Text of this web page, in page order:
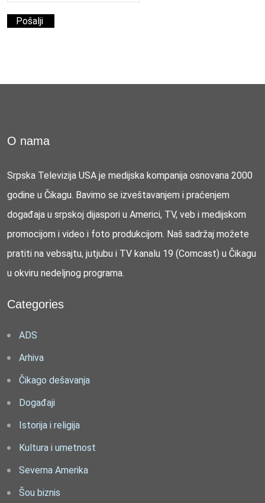
O nama
Srpska Televizija USA je medijska kompanija osnovana 2000
godine u Čikagu. Bavimo se izveštavanjem i praćenjem
događaja u srpskoj dijaspori u Americi, TV, veb i medijskom
promocijom i video i foto produkcijom. Naš sadržaj možete
pratiti na vebsajtu, jutjubu i TV kanalu 19 (Comcast) u Čikagu
u okviru nedeljnog programa.
Categories
ADS
Arhiva
Čikago dešavanja
Događaji
Istorija i religija
Kultura i umetnost
Severna Amerika
Šou biznis